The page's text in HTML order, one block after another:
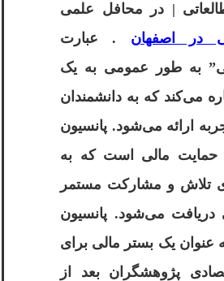
| در محافل علمی
در اصفهان . عبارت
به طور عمومی به یک
می‌کند که به دانشمندان
ارائه می‌شود. پانسیون
حمایت مالی است که به
تلاش و مشارکت مستمر
دریافت می‌شود. پانسیون
عنوان یک بستر مالی برای
پژوهشگران بعد از